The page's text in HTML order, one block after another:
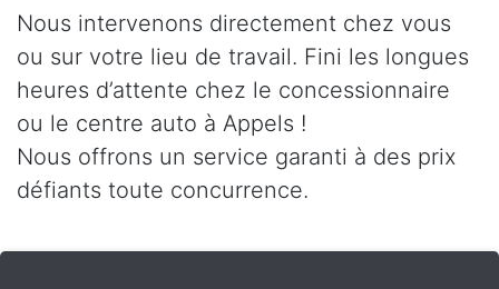
Nous intervenons directement chez vous
ou sur votre lieu de travail. Fini les longues
heures d’attente chez le concessionnaire
ou le centre auto à Appels !
Nous offrons un service garanti à des prix
défiants toute concurrence.